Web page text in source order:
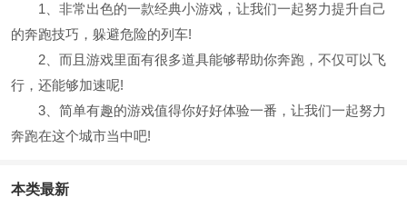
1、非常出色的一款经典小游戏，让我们一起努力提升自己
的奔跑技巧，躲避危险的列车!
2、而且游戏里面有很多道具能够帮助你奔跑，不仅可以飞
行，还能够加速呢!
3、简单有趣的游戏值得你好好体验一番，让我们一起努力
奔跑在这个城市当中吧!
本类最新